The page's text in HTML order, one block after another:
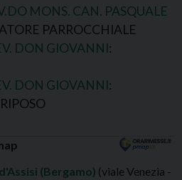
MONS. CAN. PASQUALE
PARROCCHIALE
DON GIOVANNI:
DON GIOVANNI:
(Bergamo) (viale Venezia -